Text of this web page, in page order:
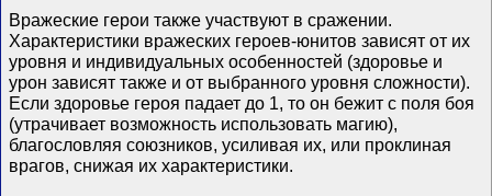
Вражеские герои также участвуют в сражении.
Характеристики вражеских героев-юнитов зависят от их
уровня и индивидуальных особенностей (здоровье и
урон зависят также и от выбранного уровня сложности).
Если здоровье героя падает до 1, то он бежит с поля боя
(утрачивает возможность использовать магию),
благословляя союзников, усиливая их, или проклиная
врагов, снижая их характеристики.